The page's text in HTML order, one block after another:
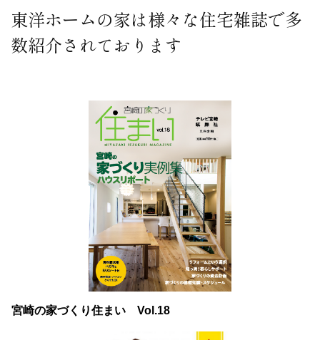
東洋ホームの家は様々な住宅雑誌で多
数紹介されております
宮崎の家づくり住まい Vol.18